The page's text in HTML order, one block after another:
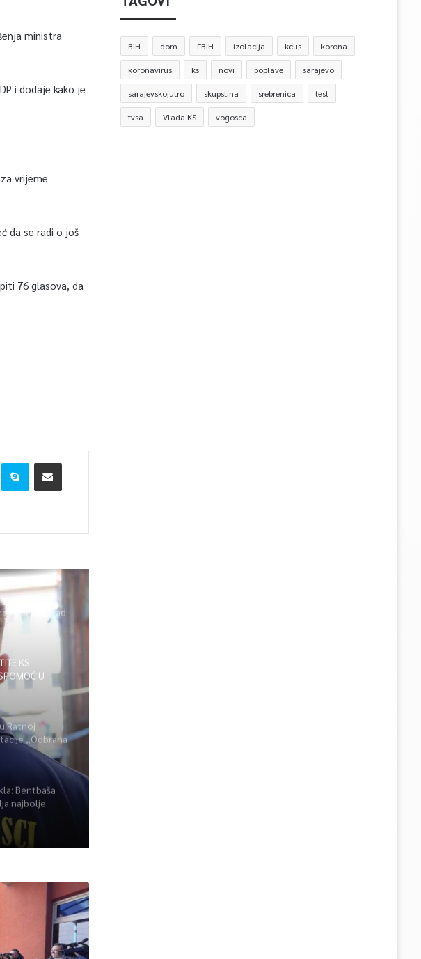
ministra
i dodaje kako je
vrijeme
da se radi o još
76 glasova, da
u emisiji
opcija, uz rad
KS
U
Ratnoj
„Odbrana
počast
Bentbaša
najbolje
BiH dom FBiH izolacija kcus korona
koronavirus ks novi poplave sarajevo
sarajevskojutro skupstina srebrenica test
tvsa Vlada KS vogosca